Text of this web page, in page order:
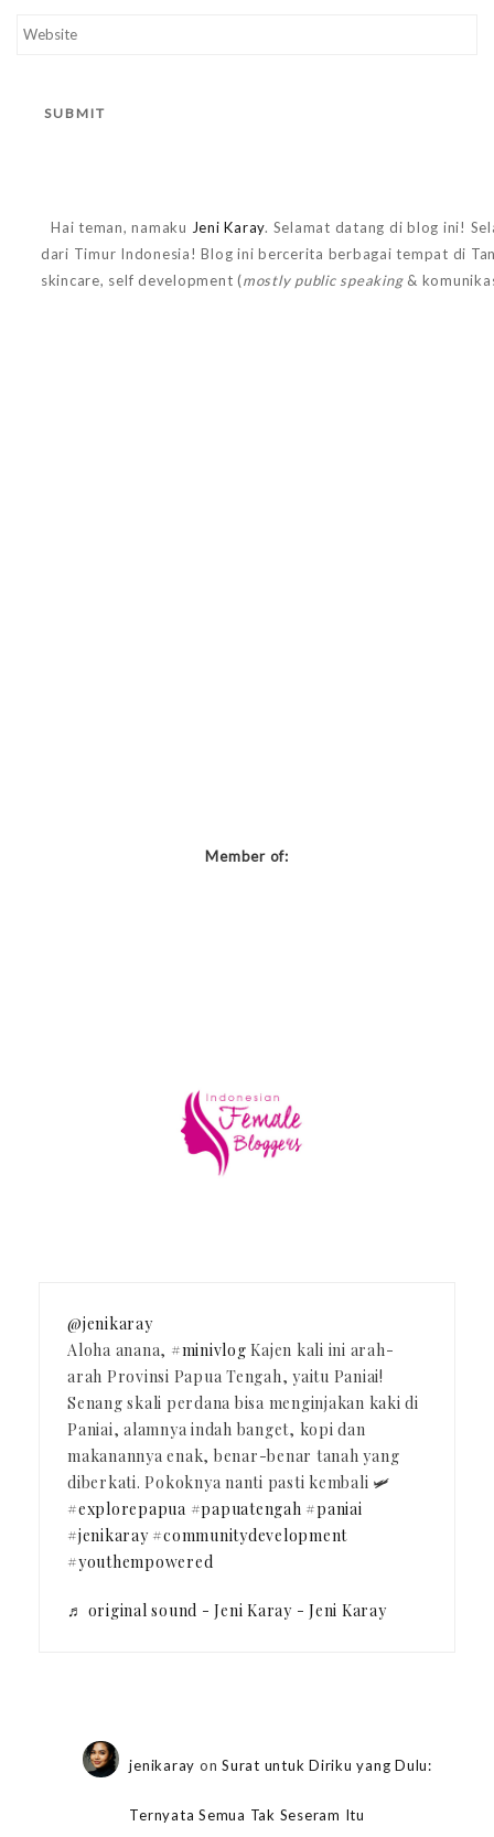
Hai teman, namaku Jeni Karay. Selamat datang di blog ini!
dari Timur Indonesia! Blog ini bercerita berbagai tempat di
skincare, self development (mostly public speaking&
Member of:
@jenikaray
Aloha anana, #minivlog Kajen kali ini arah-
arah Provinsi Papua Tengah, yaitu Paniai!
Senang skali perdana bisa menginjakan kaki di
Paniai, alamnya indah banget, kopi dan
makanannya enak, benar-benar tanah yang
diberkati. Pokoknya nanti pasti kembali 🛩️
#explorepapua #papuatengah #paniai
#jenikaray #communitydevelopment
#youthempowered
♬ original sound - Jeni Karay - Jeni Karay
jenikaray on Surat untuk Diriku yang Dulu:
Ternyata Semua Tak Seseram Itu